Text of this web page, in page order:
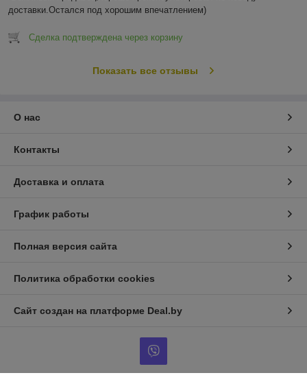
доставки.Остался под хорошим впечатлением)
Сделка подтверждена через корзину
Показать все отзывы
О нас
Контакты
Доставка и оплата
График работы
Полная версия сайта
Политика обработки cookies
Сайт создан на платформе Deal.by